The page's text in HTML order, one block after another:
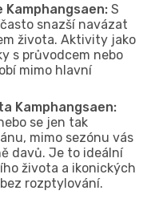
S
snazší navázat
života. Aktivity jako
s průvodcem nebo
mimo hlavní
Kamphangsaen:
se jen tak
mimo sezónu vás
davů. Je to ideální
života a ikonických
rozptylování.